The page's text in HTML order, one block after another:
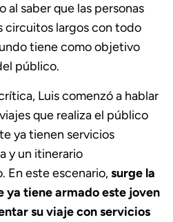
al saber que las personas
circuitos largos con todo
tiene como objetivo
público.
Luis comenzó a hablar
que realiza el público
ya tienen servicios
y un itinerario
En este escenario,surge la
ya tiene armado este joven
su viaje con servicios